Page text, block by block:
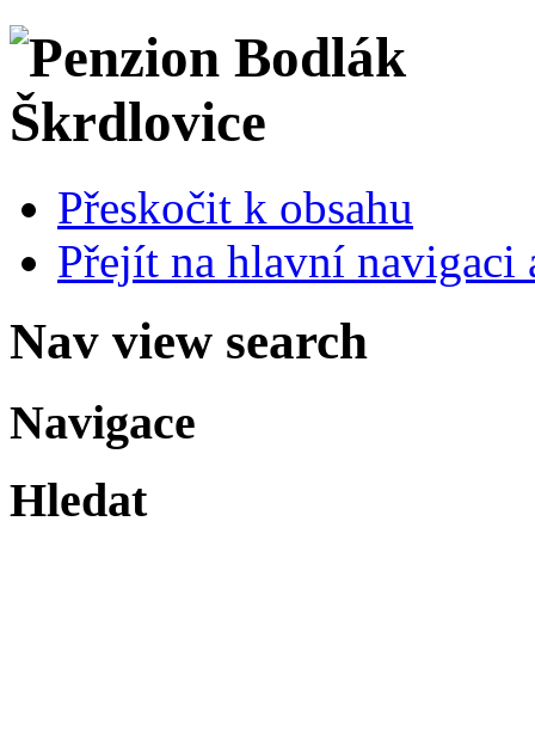
Přeskočit k obsahu
Přejít na hlavní navigaci
Nav view search
Navigace
Hledat